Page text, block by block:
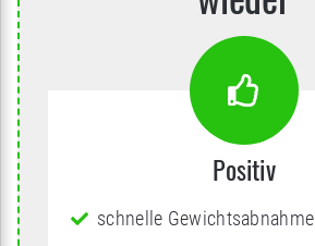
Positiv
schnelle Gewichtsabnahme